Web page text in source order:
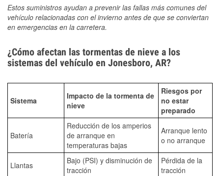
Estos suministros ayudan a prevenir las fallas más comunes del
vehículo relacionadas con el invierno antes de que se conviertan
en emergencias en la carretera.
¿Cómo afectan las tormentas de nieve a los
sistemas del vehículo en Jonesboro, AR?
Sistema
Impacto de la tormenta de
nieve
Riesgos por
no estar
preparado
Batería
Reducción de los amperios
de arranque en
temperaturas bajas
Arranque lento
o no arranque
Llantas
Bajo (PSI) y disminución de
tracción
Pérdida de la
tracción